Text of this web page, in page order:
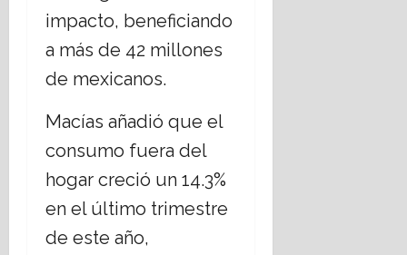
impacto, beneficiando
a más de 42 millones
de mexicanos.
Macías añadió que el
consumo fuera del
hogar creció un 14.3%
en el último trimestre
de este año,